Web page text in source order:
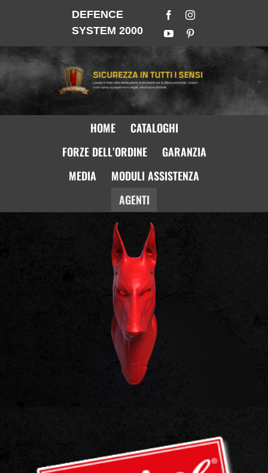
DEFENCE
SYSTEM 2000
HOME
CATALOGHI
FORZE DELL’ORDINE
GARANZIA
MEDIA
MODULI ASSISTENZA
AGENTI